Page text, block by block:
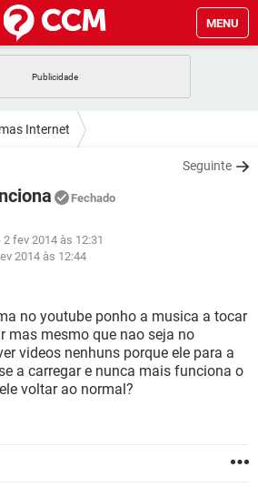
MENU
FACEBOOK
GMAIL
WHATSAPP
GMAIL
WHATSAPP
EXCEL
WHATSAPP
GMAIL
FACEBOOK
EXCEL
Internet
Seguinte
Fechado
2 fev 2014 às 12:31
2014 às 12:44
no youtube ponho a musica a tocar
mas mesmo que nao seja no
videos nenhuns porque ele para a
a carregar e nunca mais funciona o
voltar ao normal?